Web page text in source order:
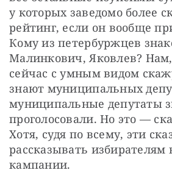
у которых заведомо более
рейтинг, если он вообще
Кому из петербуржцев
Малинкович, Яковлев?
сейчас с умным видом
знают муниципальных
муниципальные депутаты
проголосовали. Но это —
Хотя, судя по всему, эти
рассказывать избирателям
кампании.